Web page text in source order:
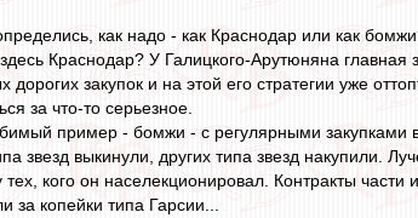
как надо - как Краснодар или как
Краснодар? У Галицкого-Арутюняна
дорогих закупок и на этой его стратегии уже
за что-то серьезное.
пример - бомжи - с регулярными закупками
звезд выкинули, других типа звезд накупили.
тех, кого он населекционировал. Контракты
за копейки типа Гарсии...